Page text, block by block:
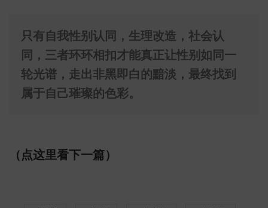
只有自我性别认同，生理改造，社会认
同，三者环环相扣才能真正让性别如同一
轮光谱，走出非黑即白的黯淡，最终找到
属于自己璀璨的色彩。
（点这里看下一篇）